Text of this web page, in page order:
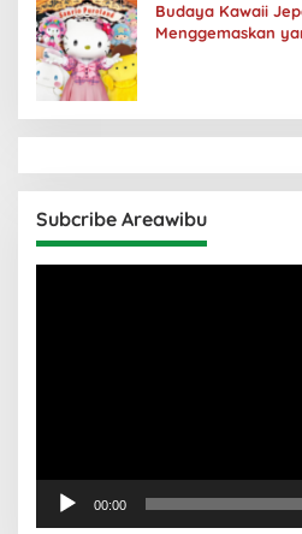
Budaya Kawaii
Menggemaskan
Subcribe Areawibu
00:00